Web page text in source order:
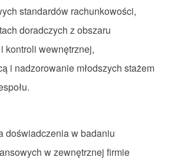
standardów rachunkowości,
doradczych z obszaru
kontroli wewnętrznej,
i nadzorowanie młodszych stażem
doświadczenia w badaniu
w zewnętrznej firmie